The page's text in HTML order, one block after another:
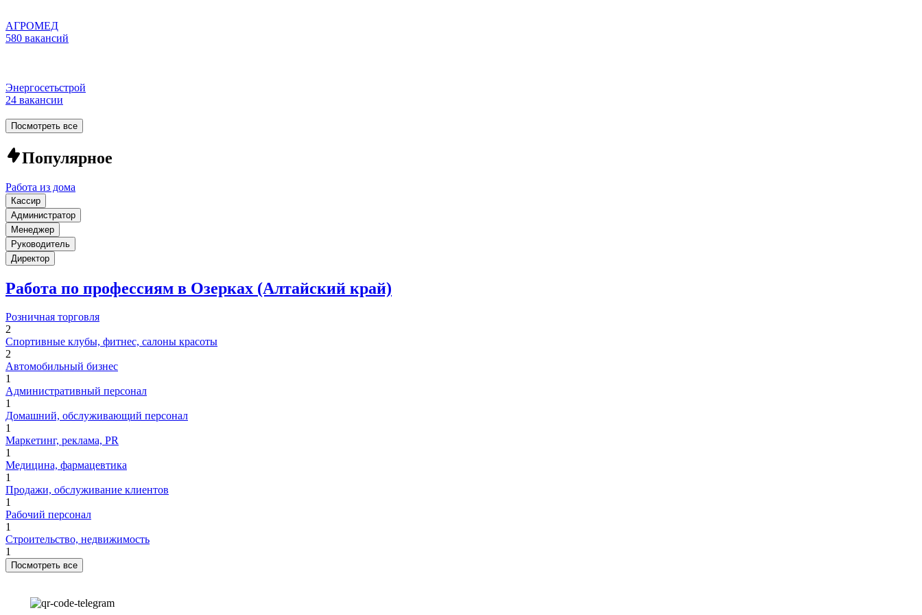
АГРОМЕД
580 вакансий
Энергосетьстрой
24 вакансии
Посмотреть все
Популярное
Работа из дома
Кассир
Администратор
Менеджер
Руководитель
Директор
Работа по профессиям в Озерках (Алтайский край)
Розничная торговля
2
Спортивные клубы, фитнес, салоны красоты
2
Автомобильный бизнес
1
Административный персонал
1
Домашний, обслуживающий персонал
1
Маркетинг, реклама, PR
1
Медицина, фармацевтика
1
Продажи, обслуживание клиентов
1
Рабочий персонал
1
Строительство, недвижимость
1
Посмотреть все